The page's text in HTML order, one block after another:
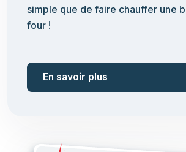
simple que de faire chauffer une
four !
En savoir plus